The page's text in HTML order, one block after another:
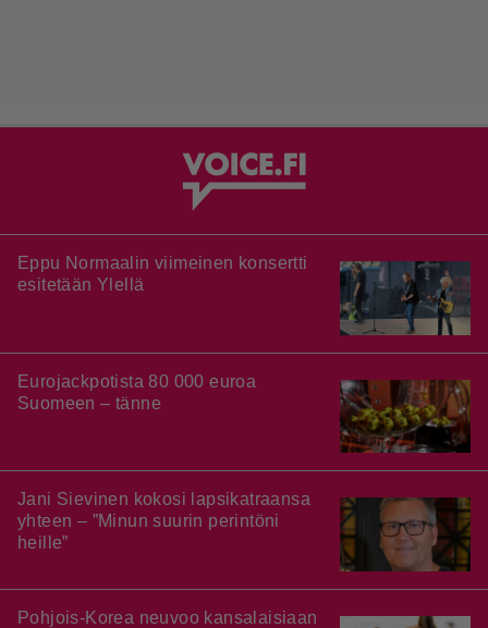
Eppu Normaalin viimeinen konsertti
esitetään Ylellä
Eurojackpotista 80 000 euroa
Suomeen – tänne
Jani Sievinen kokosi lapsikatraansa
yhteen – ”Minun suurin perintöni
heille”
Pohjois-Korea neuvoo kansalaisiaan